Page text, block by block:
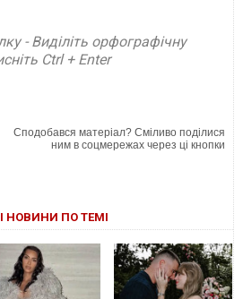
- Виділіть орфографічну
Ctrl + Enter
Сподобався матеріал? Сміливо поділися
ним в соцмережах через ці кнопки
НОВИНИ ПО ТЕМІ